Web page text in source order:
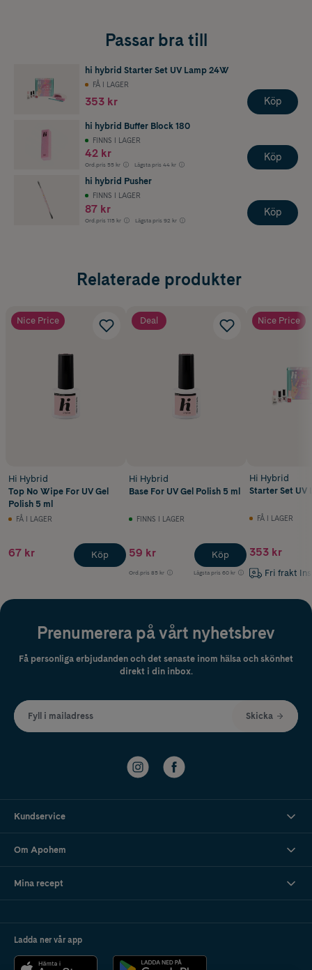
Passar bra till
hi hybrid Starter Set UV Lamp 24W
FÅ I LAGER
353 kr Köp
hi hybrid Buffer Block 180
FINNS I LAGER
42 kr
Ord.pris 55 kr Lägsta pris 44 kr
Köp
hi hybrid Pusher
FINNS I LAGER
87 kr
Ord.pris 115 kr Lägsta pris 92 kr
Köp
Relaterade produkter
Nice Price
Hi Hybrid
Top No Wipe For UV Gel
Polish 5 ml
FÅ I LAGER
67 kr Köp
Deal
Hi Hybrid
Base For UV Gel Polish 5 ml
FINNS I LAGER
59 kr
Ord.pris 85 kr Lägsta pris 60 kr
Köp
Nice Price
Hi Hybrid
Starter Set UV
FÅ I LAGER
353 kr
Fri frakt
Prenumerera på vårt nyhetsbrev
Få personliga erbjudanden och det senaste inom hälsa och skönhet
direkt i din inbox.
Fyll i mailadress Skicka
Kundservice
Om Apohem
Mina recept
Ladda ner vår app